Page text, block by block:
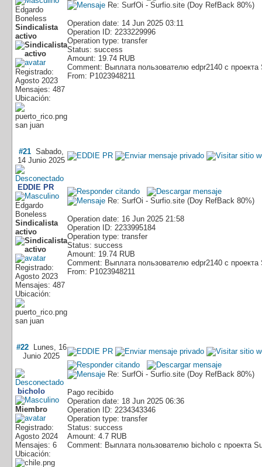
Edgardo
Boneless
Sindicalista
activo
Registrado:
Agosto 2023
Mensajes: 487
Ubicación:
san juan
Re: SurfOi - Surfio.site (Doy RefBack 80%)
Operation date: 14 Jun 2025 03:11
Operation ID: 2233229996
Operation type: transfer
Status: success
Amount: 19.74 RUB
Comment: Выплата пользователю edpr2140 с проекта
From: P1023948211
#21 Sabado,
14 Junio 2025
EDDIE PR
Edgardo
Boneless
Sindicalista
activo
Registrado:
Agosto 2023
Mensajes: 487
Ubicación:
san juan
Re: SurfOi - Surfio.site (Doy RefBack 80%)
Operation date: 16 Jun 2025 21:58
Operation ID: 2233995184
Operation type: transfer
Status: success
Amount: 19.74 RUB
Comment: Выплата пользователю edpr2140 с проекта
From: P1023948211
#22Lunes, 16
Junio 2025
bicholo
Miembro
Registrado:
Agosto 2024
Mensajes: 6
Ubicación:
Re: SurfOi - Surfio.site (Doy RefBack 80%)
Pago recibido
Operation date: 18 Jun 2025 06:36
Operation ID: 2234343346
Operation type: transfer
Status: success
Amount: 4.7 RUB
Comment: Выплата пользователю bicholo с проекта